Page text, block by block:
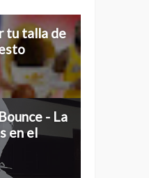
tu talla de
- La
en el